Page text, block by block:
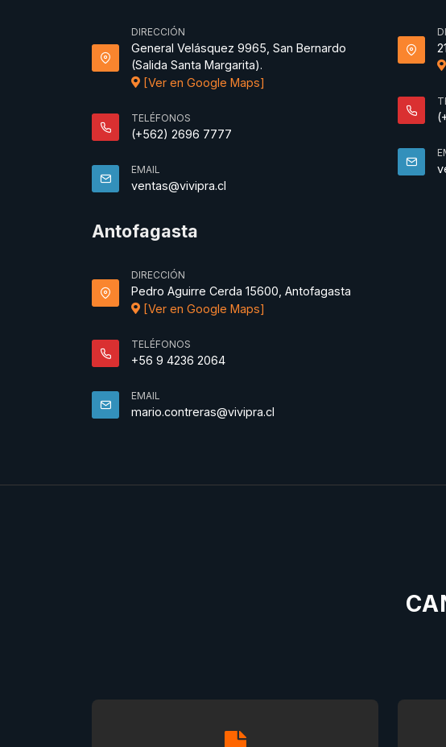
DIRECCIÓN
General Velásquez 9965, San Bernardo
(Salida Santa Margarita).
[Ver en Google Maps]
TELÉFONOS
(+562) 2696 7777
EMAIL
ventas@vivipra.cl
Antofagasta
DIRECCIÓN
Pedro Aguirre Cerda 15600, Antofagasta
[Ver en Google Maps]
TELÉFONOS
+56 9 4236 2064
EMAIL
mario.contreras@vivipra.cl